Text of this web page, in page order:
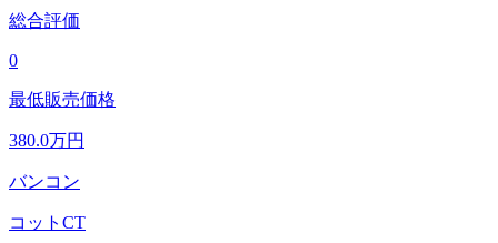
総合評価
0
最低販売価格
380.0万円
バンコン
コットCT